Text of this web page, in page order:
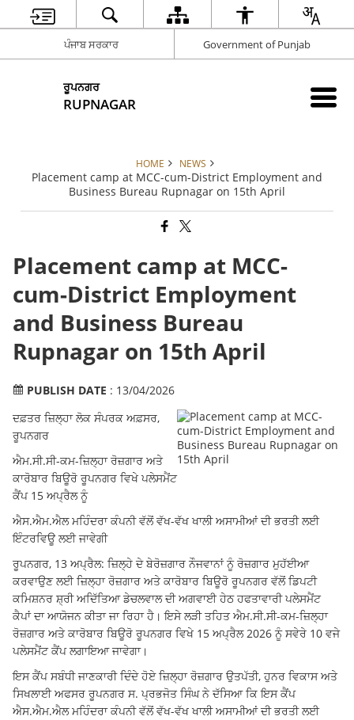
ਪੰਜਾਬ ਸਰਕਾਰ Government of Punjab
ਰੂਪਨਗਰ
RUPNAGAR
HOME NEWS
Placement camp at MCC-cum-District Employment and
Business Bureau Rupnagar on 15th April
Placement camp at MCC-
cum-District Employment
and Business Bureau
Rupnagar on 15th April
PUBLISH DATE : 13/04/2026
ਦਫ਼ਤਰ ਜ਼ਿਲ੍ਹਾ ਲੋਕ ਸੰਪਰਕ ਅਫ਼ਸਰ,
ਰੂਪਨਗਰ
ਐਮ.ਸੀ.ਸੀ-ਕਮ-ਜ਼ਿਲ੍ਹਾ ਰੋਜ਼ਗਾਰ ਅਤੇ
ਕਾਰੋਬਾਰ ਬਿਊਰੋ ਰੂਪਨਗਰ ਵਿਖੇ ਪਲੇਸਮੈਂਟ
ਕੈਂਪ 15 ਅਪ੍ਰੈਲ ਨੂੰ
ਐਸ.ਐਮ.ਐਲ ਮਹਿੰਦਰਾ ਕੰਪਨੀ ਵੱਲੋਂ ਵੱਖ-ਵੱਖ ਖਾਲੀ ਅਸਾਮੀਆਂ ਦੀ ਭਰਤੀ ਲਈ
ਇੰਟਰਵਿਊ ਲਈ ਜਾਵੇਗੀ
ਰੂਪਨਗਰ, 13 ਅਪ੍ਰੈਲ: ਜ਼ਿਲ੍ਹੇ ਦੇ ਬੇਰੋਜ਼ਗਾਰ ਨੌਜਵਾਨਾਂ ਨੂੰ ਰੋਜ਼ਗਾਰ ਮੁਹੱਈਆ
ਕਰਵਾਉਣ ਲਈ ਜ਼ਿਲ੍ਹਾ ਰੋਜ਼ਗਾਰ ਅਤੇ ਕਾਰੋਬਾਰ ਬਿਊਰੋ ਰੂਪਨਗਰ ਵੱਲੋਂ ਡਿਪਟੀ
ਕਮਿਸ਼ਨਰ ਸ਼੍ਰੀ ਅਦਿੱਤਿਆ ਡੇਚਲਵਾਲ ਦੀ ਅਗਵਾਈ ਹੇਠ ਹਫਤਾਵਾਰੀ ਪਲੇਸਮੈਂਟ
ਕੈਪਾਂ ਦਾ ਆਯੋਜਨ ਕੀਤਾ ਜਾ ਰਿਹਾ ਹੈ। ਇਸੇ ਲੜੀ ਤਹਿਤ ਐਮ.ਸੀ.ਸੀ-ਕਮ-ਜ਼ਿਲ੍ਹਾ
ਰੋਜ਼ਗਾਰ ਅਤੇ ਕਾਰੋਬਾਰ ਬਿਊਰੋ ਰੂਪਨਗਰ ਵਿਖੇ 15 ਅਪ੍ਰੈਲ 2026 ਨੂੰ ਸਵੇਰੇ 10 ਵਜੇ
ਪਲੇਸਮੈਂਟ ਕੈਂਪ ਲਗਾਇਆ ਜਾਵੇਗਾ।
ਇਸ ਕੈਂਪ ਸਬੰਧੀ ਜਾਣਕਾਰੀ ਦਿੰਦੇ ਹੋਏ ਜ਼ਿਲ੍ਹਾ ਰੋਜ਼ਗਾਰ ਉਤਪੱਤੀ, ਹੁਨਰ ਵਿਕਾਸ ਅਤੇ
ਸਿਖਲਾਈ ਅਫਸਰ ਰੂਪਨਗਰ ਸ. ਪ੍ਰਭਜੋਤ ਸਿੰਘ ਨੇ ਦੱਸਿਆ ਕਿ ਇਸ ਕੈਂਪ
ਐਸ.ਐਮ.ਐਲ ਮਹਿੰਦਰਾ ਕੰਪਨੀ ਵੱਲੋਂ ਵੱਖ-ਵੱਖ ਖਾਲੀ ਅਸਾਮੀਆਂ ਦੀ ਭਰਤੀ ਲਈ